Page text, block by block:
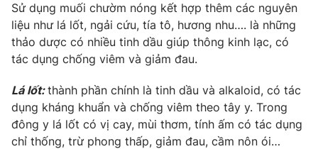
Hitech Công nghệ tương lai
Sản phẩm
Thị trường
Tư vấn
Giao lưu trực tuyến
Lịch phát sóng
Chuyên mục khác
Emagazine Podcast
Sử dụng muối chườm nóng kết hợp thêm các nguyên
liệu như lá lốt, ngải cứu, tía tô, hương nhu…. là những
thảo dược có nhiều tinh dầu giúp thông kinh lạc, có
tác dụng chống viêm và giảm đau.
Lá lốt:thành phần chính là tinh dầu và alkaloid, có tác
dụng kháng khuẩn và chống viêm theo tây y. Trong
đông y lá lốt có vị cay, mùi thơm, tính ấm có tác dụng
chỉ thống, trừ phong thấp, giảm đau, cầm nôn ói…